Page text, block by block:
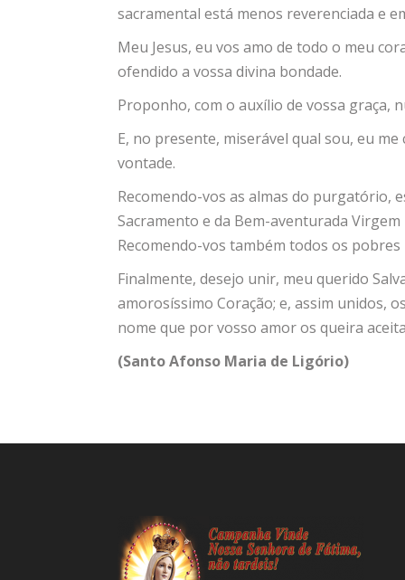
sacramental está menos reverenciada e
Meu Jesus, eu vos amo de todo o meu
ofendido a vossa divina bondade.
Proponho, com o auxílio de vossa graça,
E, no presente, miserável qual sou, eu
vontade.
Recomendo-vos as almas do purgatório,
Sacramento e da Bem-aventurada Virgem
Recomendo-vos também todos os pobres
Finalmente, desejo unir, meu querido
amorosíssimo Coração; e, assim unidos,
nome que por vosso amor os queira
(Santo Afonso Maria de Ligório)